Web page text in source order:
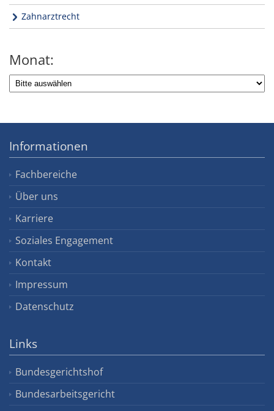
Zahnarztrecht
Monat:
Informationen
Fachbereiche
Über uns
Karriere
Soziales Engagement
Kontakt
Impressum
Datenschutz
Links
Bundesgerichtshof
Bundesarbeitsgericht